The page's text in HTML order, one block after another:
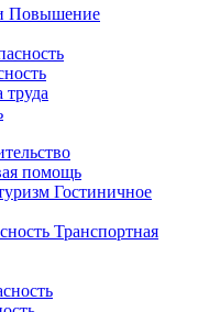
Повышение
труда
помощь
Гостиничное
Транспортная